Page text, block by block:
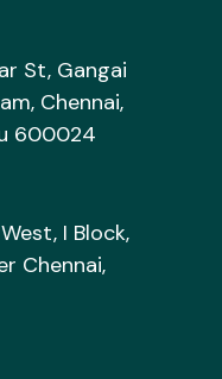
St, Gangai
Chennai,
600024
I Block,
Chennai,